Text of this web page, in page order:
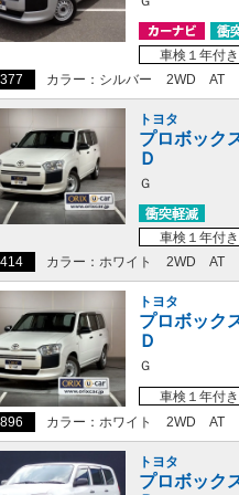
車検１年付き
カラー：シルバー 2WD AT
トヨタ
プロボック
Ｄ
Ｇ
車検１年付き
カラー：ホワイト 2WD AT
トヨタ
プロボック
Ｄ
Ｇ
車検１年付き
カラー：ホワイト 2WD AT
トヨタ
プロボック